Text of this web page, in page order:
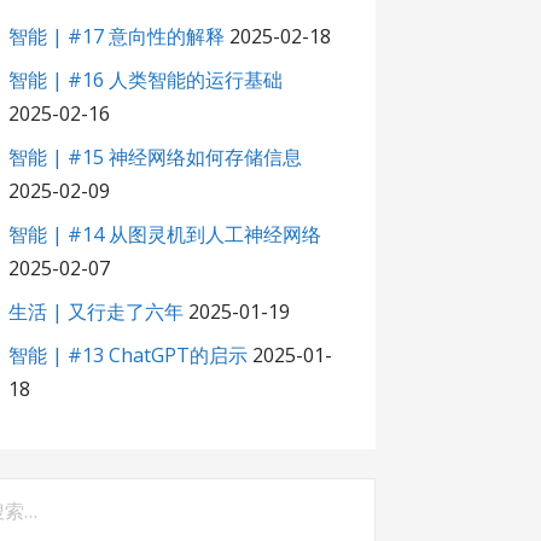
智能 | #17 意向性的解释 2025-02-18
智能 | #16 人类智能的运行基础
2025-02-16
智能 | #15 神经网络如何存储信息
2025-02-09
智能 | #14 从图灵机到人工神经网络
2025-02-07
生活 | 又行走了六年 2025-01-19
智能 | #13 ChatGPT的启示 2025-01-
18